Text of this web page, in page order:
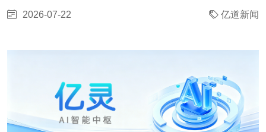
2026-07-22 亿道新闻